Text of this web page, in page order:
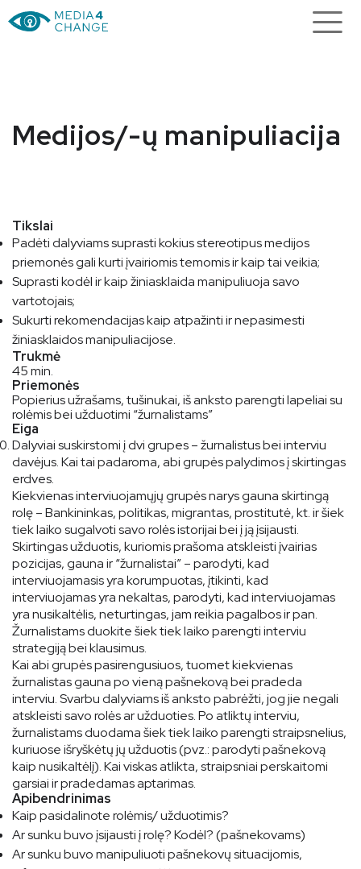
Medijos/-ų manipuliacija
Tikslai
Padėti dalyviams suprasti kokius stereotipus medijos
priemonės gali kurti įvairiomis temomis ir kaip tai veikia;
Suprasti kodėl ir kaip žiniasklaida manipuliuoja savo
vartotojais;
Sukurti rekomendacijas kaip atpažinti ir nepasimesti
žiniasklaidos manipuliacijose.
Trukmė
45 min.
Priemonės
Popierius užrašams, tušinukai, iš anksto parengti lapeliai su
rolėmis bei užduotimi “žurnalistams”
Eiga
Dalyviai suskirstomi į dvi grupes – žurnalistus bei interviu
davėjus. Kai tai padaroma, abi grupės palydimos į skirtingas
erdves.
Kiekvienas interviuojamųjų grupės narys gauna skirtingą
rolę – Bankininkas, politikas, migrantas, prostitutė, kt. ir šiek
tiek laiko sugalvoti savo rolės istorijai bei į ją įsijausti.
Skirtingas užduotis, kuriomis prašoma atskleisti įvairias
pozicijas, gauna ir “žurnalistai” – parodyti, kad
interviuojamasis yra korumpuotas, įtikinti, kad
interviuojamas yra nekaltas, parodyti, kad interviuojamas
yra nusikaltėlis, neturtingas, jam reikia pagalbos ir pan.
Žurnalistams duokite šiek tiek laiko parengti interviu
strategiją bei klausimus.
Kai abi grupės pasirengusiuos, tuomet kiekvienas
žurnalistas gauna po vieną pašnekovą bei pradeda
interviu. Svarbu dalyviams iš anksto pabrėžti, jog jie negali
atskleisti savo rolės ar užduoties. Po atliktų interviu,
žurnalistams duodama šiek tiek laiko parengti straipsnelius,
kuriuose išryškėtų jų užduotis (pvz.: parodyti pašnekovą
kaip nusikaltėlį). Kai viskas atlikta, straipsniai perskaitomi
garsiai ir pradedamas aptarimas.
Apibendrinimas
Kaip pasidalinote rolėmis/ užduotimis?
Ar sunku buvo įsijausti į rolę? Kodėl? (pašnekovams)
Ar sunku buvo manipuliuoti pašnekovų situacijomis,